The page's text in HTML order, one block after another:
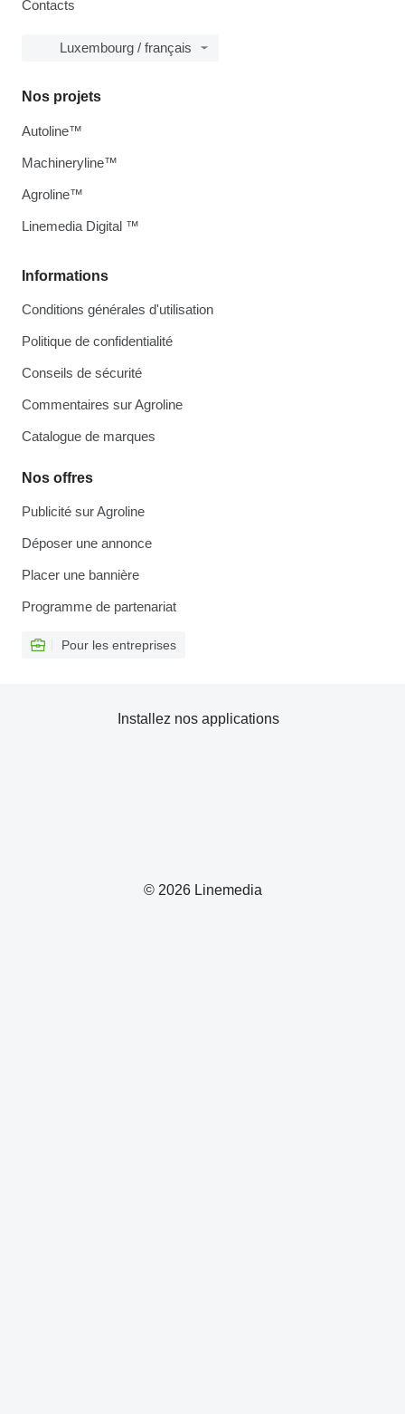
Contacts
Luxembourg / français
Informations
Conditions générales d'utilisation
Politique de confidentialité
Conseils de sécurité
Commentaires sur Agroline
Catalogue de marques
Nos offres
Publicité sur Agroline
Déposer une annonce
Placer une bannière
Programme de partenariat
Pour les entreprises
Nos projets
Autoline™
Machineryline™
Agroline™
Linemedia Digital ™
© 2026 Linemedia
Installez nos applications